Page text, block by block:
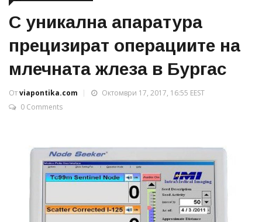
С уникална апаратура
прецизират операциите на
млечната жлеза в Бургас
Отviapontika.com
Октомври 17, 2017, 16:55 EEST
0 Comments